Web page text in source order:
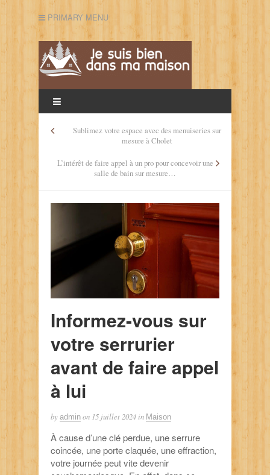
PRIMARY MENU
Sublimez votre espace avec des menuiseries sur
mesure à Cholet
L’intérêt de faire appel à un pro pour concevoir une
salle de bain sur mesure…
Informez-vous sur
votre serrurier
avant de faire appel
à lui
by admin on 15 juillet 2024in Maison
À cause d’une clé perdue, une serrure
coincée, une porte claquée, une effraction,
votre journée peut vite devenir